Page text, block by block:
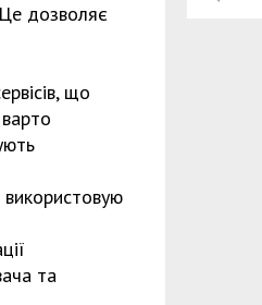
дозволяє
що
використовую
та